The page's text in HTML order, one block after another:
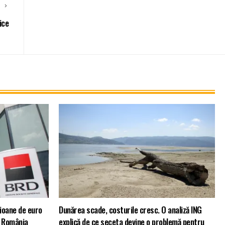
de euro
Dunărea scade, costurile cresc. O analiză ING
explică de ce seceta devine o problemă pentru